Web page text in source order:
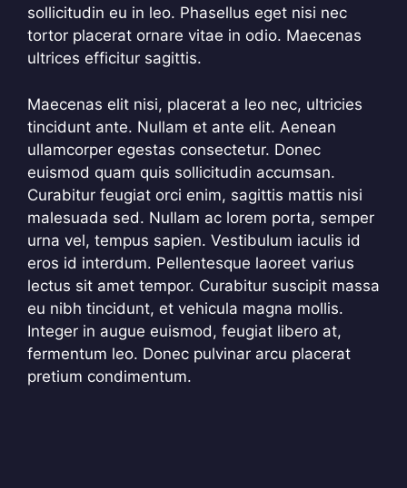
sollicitudin eu in leo. Phasellus eget nisi nec
tortor placerat ornare vitae in odio. Maecenas
ultrices efficitur sagittis.
Maecenas elit nisi, placerat a leo nec, ultricies
tincidunt ante. Nullam et ante elit. Aenean
ullamcorper egestas consectetur. Donec
euismod quam quis sollicitudin accumsan.
Curabitur feugiat orci enim, sagittis mattis nisi
malesuada sed. Nullam ac lorem porta, semper
urna vel, tempus sapien. Vestibulum iaculis id
eros id interdum. Pellentesque laoreet varius
lectus sit amet tempor. Curabitur suscipit massa
eu nibh tincidunt, et vehicula magna mollis.
Integer in augue euismod, feugiat libero at,
fermentum leo. Donec pulvinar arcu placerat
pretium condimentum.